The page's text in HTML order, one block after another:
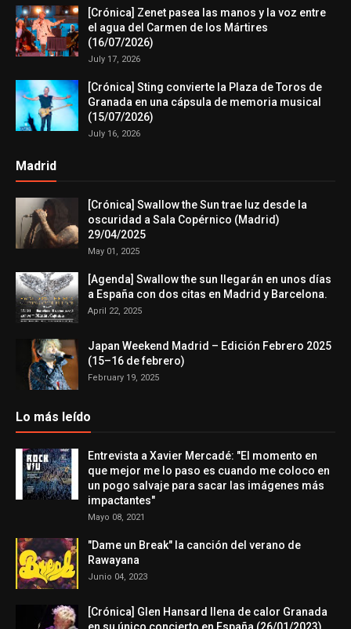
[Crónica] Zenet pasea las manos y la voz entre
el agua del Carmen de los Mártires
(16/07/2026)
July 17, 2026
[Crónica] Sting convierte la Plaza de Toros de
Granada en una cápsula de memoria musical
(15/07/2026)
July 16, 2026
Madrid
[Crónica] Swallow the Sun trae luz desde la
oscuridad a Sala Copérnico (Madrid)
29/04/2025
May 01, 2025
[Agenda] Swallow the sun llegarán en unos días
a España con dos citas en Madrid y Barcelona.
April 22, 2025
Japan Weekend Madrid – Edición Febrero 2025
(15–16 de febrero)
February 19, 2025
Lo más leído
Entrevista a Xavier Mercadé: "El momento en
que mejor me lo paso es cuando me coloco en
un pogo salvaje para sacar las imágenes más
impactantes"
Mayo 08, 2021
"Dame un Break" la canción del verano de
Rawayana
Junio 04, 2023
[Crónica] Glen Hansard llena de calor Granada